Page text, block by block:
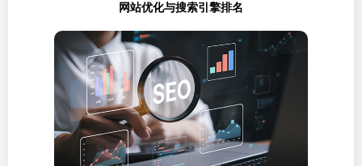
网站优化与搜索引擎排名